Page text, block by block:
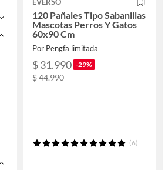
EVERSO
120 Pañales Tipo Sabanillas
Mascotas Perros Y Gatos
60x90 Cm
Por Pengfa limitada
$ 31.990 -29%
$ 44.990
(6)